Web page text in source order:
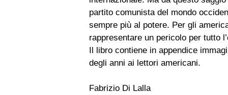
partito comunista del mondo
sempre più al potere. Per gli
rappresentare un pericolo per tutto
Il libro contiene in appendice
degli anni ai lettori americani.
Fabrizio Di Lalla